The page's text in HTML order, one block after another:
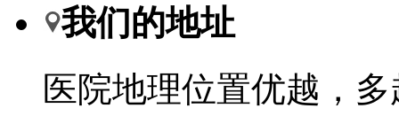
我们的地址
医院地理位置优越，